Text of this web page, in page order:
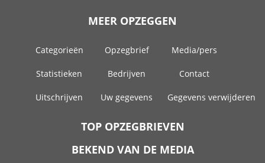
MEER OPZEGGEN
Categorieën Opzegbrief Media/pers
Statistieken Bedrijven Contact
Uitschrijven Uw gegevens Gegevens verwijderen
TOP OPZEGBRIEVEN
BEKEND VAN DE MEDIA